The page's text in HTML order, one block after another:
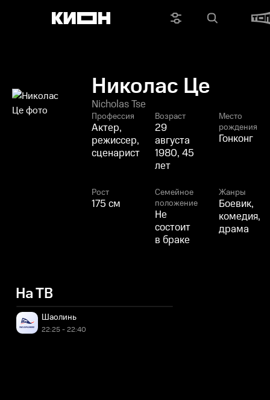
Николас Це
Nicholas Tse
Профессия
Актер,
режиссер,
сценарист
Возраст
29
августа
1980, 45
лет
Место
рождения
Гонконг
Рост
175 см
Семейное
положение
Не
состоит
в браке
Жанры
Боевик,
комедия,
драма
На ТВ
Шаолинь
22:25 - 22:40